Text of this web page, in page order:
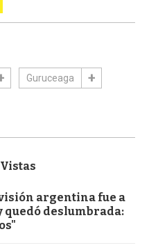
Guruceaga
argentina fue a
quedó deslumbrada: